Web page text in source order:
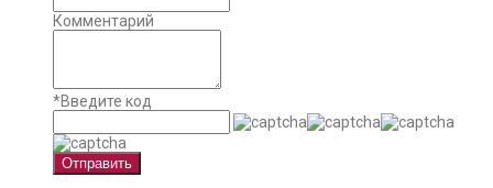
Комментарий
*Введите код
Отправить